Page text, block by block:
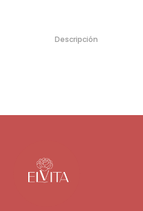
Descripción